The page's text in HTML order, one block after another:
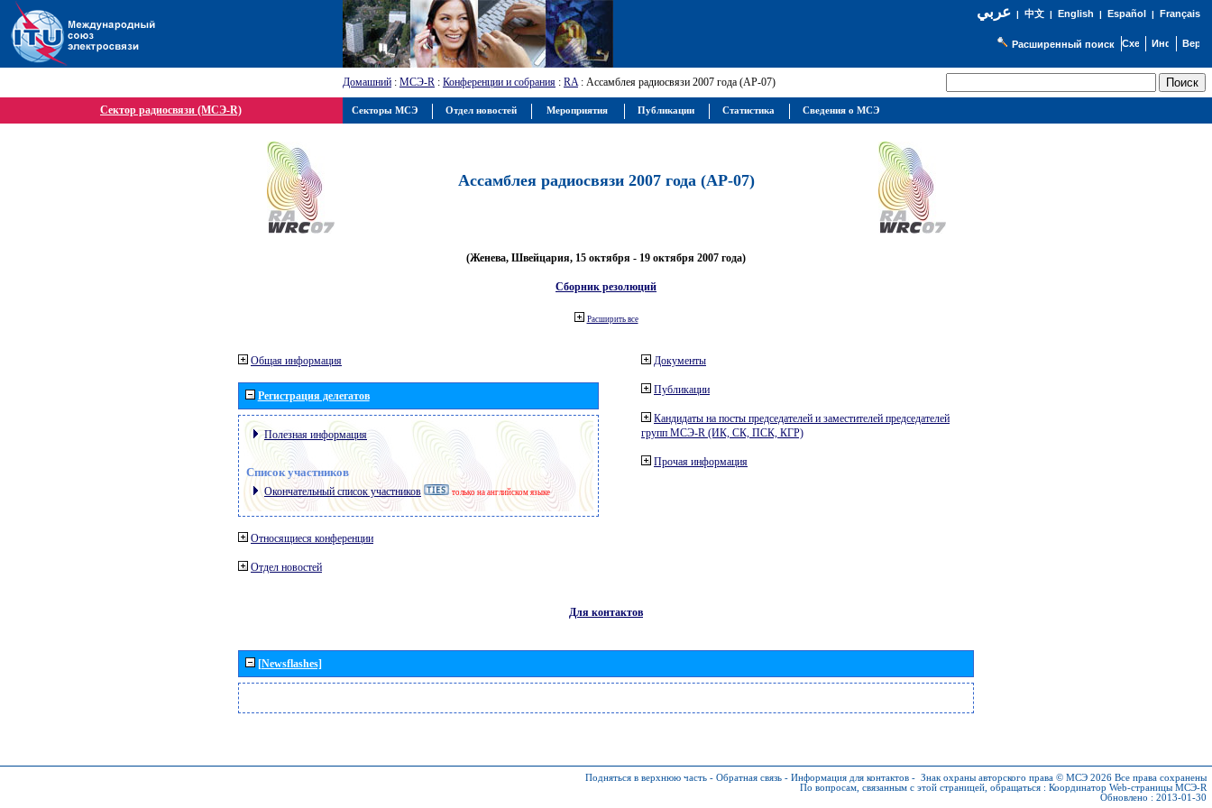
عربي| 中文| English | Español | Français
Расширенный поиск
Домашний : МСЭ-R : Конференции и собрания : RA: Ассамблея радиосвязи 2007 года (АР-07)
Сектор радиосвязи (МСЭ-R)
Ассамблея радиосвязи 2007 года (АР-07)
(Женева, Швейцария, 15 октября - 19 октября 2007 года)
Сборник резолюций
Расширить все
Общая информация
Регистрация делегатов
Полезная информация
Список участников
Окончательный список участников только на английском языке
Относящиеся конференции
Отдел новостей
Документы
Публикации
Кандидаты на посты председателей и заместителей председателей
групп МСЭ-R (ИК, СК, ПСК, КГР)
Прочая информация
Для контактов
[Newsflashes]
Подняться в верхнюю часть - Обратная связь - Информация для контактов - Знак охраны авторского права © МСЭ 2026 Все права сохранены
По вопросам, связанным с этой страницей, обращаться : Координатор Web-страницы МСЭ-R
Обновлено : 2013-01-30
Секторы МСЭ Отдел новостей Мероприятия Публикации Статистика Сведения о МСЭ